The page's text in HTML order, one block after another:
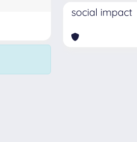
social impact